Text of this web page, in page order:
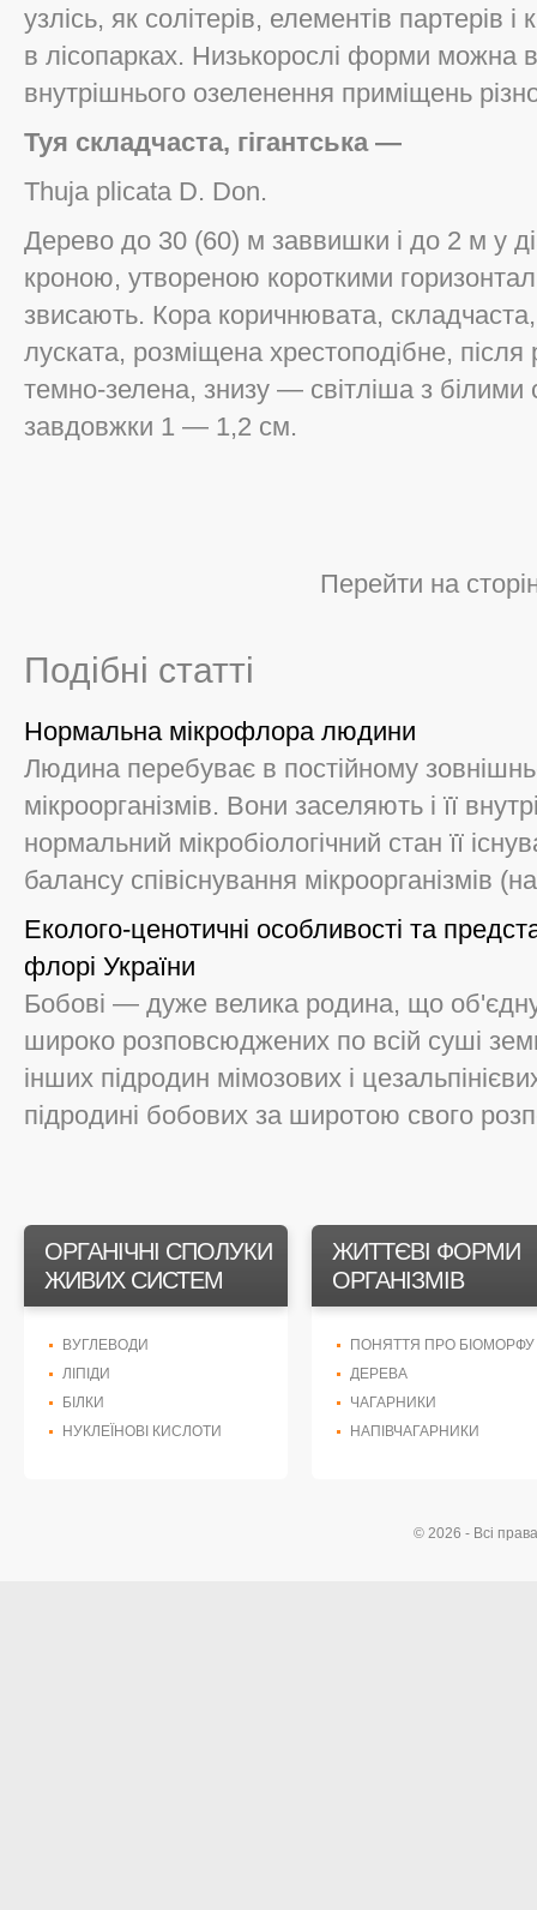
узлісь, як солітерів, елементів партерів і
в лісопарках. Низькорослі форми можна
внутрішнього озеленення приміщень
Туя складчаста, гігантська —
Thuja plicata D. Don.
Дерево до 30 (60) м заввишки і до 2 м у
кроною, утвореною короткими
звисають. Кора коричнювата,
луската, розміщена хрестоподібне,
темно-зелена, знизу — світліша з
завдовжки 1 — 1,2 см.
Перейти на
Подібні статті
Нормальна мікрофлора людини
Людина перебуває в постійному
мікроорганізмів. Вони заселяють і її
нормальний мікробіологічний стан її
балансу співіснування мікроорганізмів
Еколого-ценотичні особливості та
флорі України
Бобові — дуже велика родина, що
широко розповсюджених по всій суші
інших підродин мімозових і
підродині бобових за широтою свого
ОРГАНІЧНІ СПОЛУКИ
ЖИВИХ СИСТЕМ
ВУГЛЕВОДИ
ЛІПІДИ
БІЛКИ
НУКЛЕЇНОВІ КИСЛОТИ
ЖИТТЄВІ ФОРМИ
ОРГАНІЗМІВ
ПОНЯТТЯ ПРО БІОМОРФУ
ДЕРЕВА
ЧАГАРНИКИ
НАПІВЧАГАРНИКИ
© 2026 - Всі